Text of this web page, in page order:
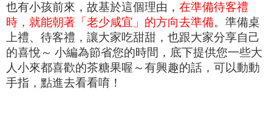
也有小孩前來 ，故基於這個理由， 在準備待客禮
時，就能朝著「老少咸宜」的方向去準備。 準備桌
上禮、待客禮， 讓大家吃甜甜，也跟大家分享自己
的喜悅～ 小編為節省您的時間，底下提供您一些大
人小來都喜歡的茶糖果喔～有興趣的話，可以動動
手指，點進去看看唷！